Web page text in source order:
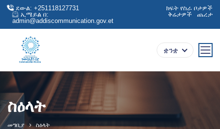
ደውል: +251118127731
ኢሜይል በ:
admin@addiscommunication.gov.et
ክፍት የስራ ቦታዎች
ቅሬታዎች
ጨረታ
ቋንቋ
ስዕላት
መግቢያ ስዕላት